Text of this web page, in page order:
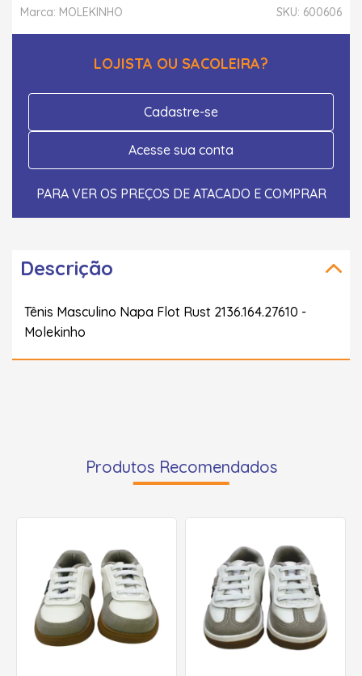
SKU: 600606
Marca: MOLEKINHO
LOJISTA OU SACOLEIRA?
Cadastre-se
Acesse sua conta
PARA VER OS PREÇOS DE ATACADO E COMPRAR
Descrição
Tênis Masculino Napa Flot Rust 2136.164.27610 -
Molekinho
Produtos Recomendados